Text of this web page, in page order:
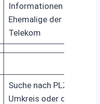
Informationen für
Ehemalige der
Telekom
Suche nach PLZ mit
Umkreis oder dem